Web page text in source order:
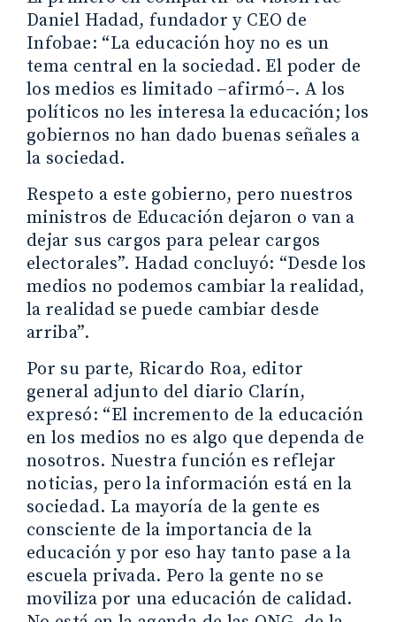
Daniel Hadad, fundador y CEO de
Infobae: “La educación hoy no es un
tema central en la sociedad. El poder de
los medios es limitado –afirmó–. A los
políticos no les interesa la educación; los
gobiernos no han dado buenas señales a
la sociedad.
Respeto a este gobierno, pero nuestros
ministros de Educación dejaron o van a
dejar sus cargos para pelear cargos
electorales”. Hadad concluyó: “Desde los
medios no podemos cambiar la realidad,
la realidad se puede cambiar desde
arriba”.
Por su parte, Ricardo Roa, editor
general adjunto del diario Clarín,
expresó: “El incremento de la educación
en los medios no es algo que dependa de
nosotros. Nuestra función es reflejar
noticias, pero la información está en la
sociedad. La mayoría de la gente es
consciente de la importancia de la
educación y por eso hay tanto pase a la
escuela privada. Pero la gente no se
moviliza por una educación de calidad.